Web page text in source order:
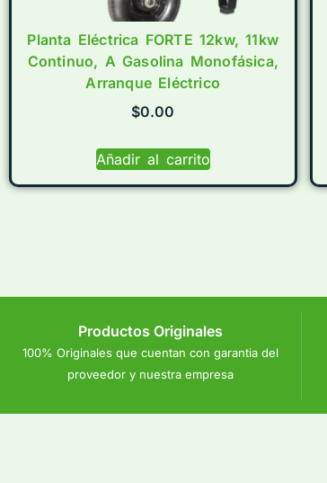
Planta Eléctrica FORTE 12kw, 11kw
Continuo, A Gasolina Monofásica,
Arranque Eléctrico
$0.00
Añadir al carrito
Productos Originales
100% Originales que cuentan con garantia del
proveedor y nuestra empresa